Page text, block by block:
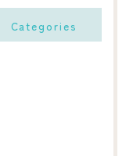
Categories